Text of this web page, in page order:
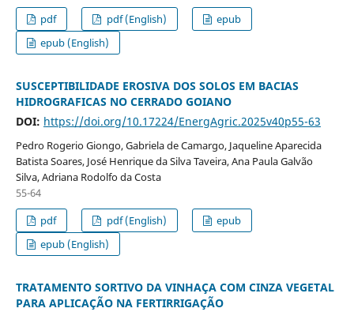
pdf
pdf (English)
epub
epub (English)
SUSCEPTIBILIDADE EROSIVA DOS SOLOS EM BACIAS
HIDROGRAFICAS NO CERRADO GOIANO
DOI: https://doi.org/10.17224/EnergAgric.2025v40p55-63
Pedro Rogerio Giongo, Gabriela de Camargo, Jaqueline Aparecida
Batista Soares, José Henrique da Silva Taveira, Ana Paula Galvão
Silva, Adriana Rodolfo da Costa
55-64
pdf
pdf (English)
epub
epub (English)
TRATAMENTO SORTIVO DA VINHAÇA COM CINZA VEGETAL
PARA APLICAÇÃO NA FERTIRRIGAÇÃO